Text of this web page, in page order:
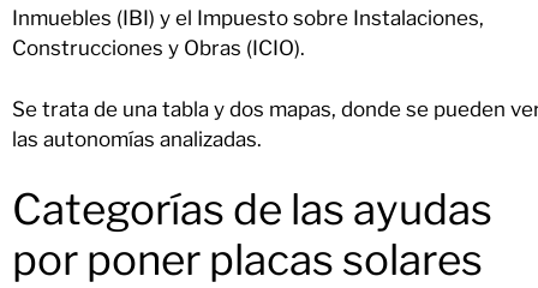
Inmuebles (IBI) y el Impuesto sobre Instalaciones,
Construcciones y Obras (ICIO).
Se trata de una tabla y dos mapas, donde se pueden
las autonomías analizadas.
Categorías de las ayudas
por poner placas solares